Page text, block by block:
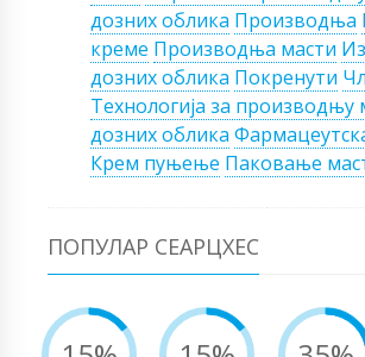
дозних облика Производња
креме Производња масти
дозних облика Покренути
Технологија за производњу
дозних облика
Крем пуњење Паковање
ПОПУЛАР СЕАРЦХЕС